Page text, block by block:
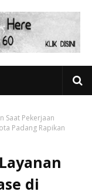
Saat Pekerjaan
Padang Rapikan
di